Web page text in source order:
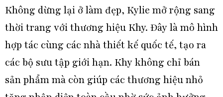
Không dừng lại ở làm đẹp, Kylie mở rộng sang
thời trang với thương hiệu Khy. Đây là mô hình
hợp tác cùng các nhà thiết kế quốc tế, tạo ra
các bộ sưu tập giới hạn. Khy không chỉ bán
sản phẩm mà còn giúp các thương hiệu nhỏ